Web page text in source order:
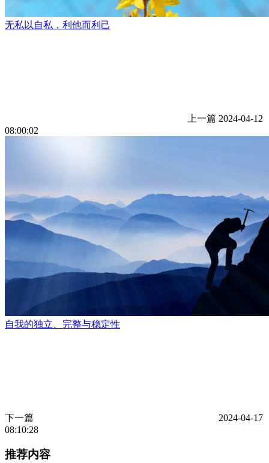
无私以自私，利他而利己
上一篇 2024-04-12
08:00:02
自我的独立、完整与稳定性
下一篇
2024-04-17
08:10:28
推荐内容